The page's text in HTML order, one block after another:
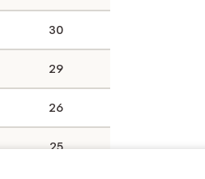
30
29
26
25